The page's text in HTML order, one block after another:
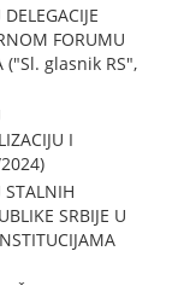
FORUMU
("Sl. glasnik RS",
I
SRBIJE U